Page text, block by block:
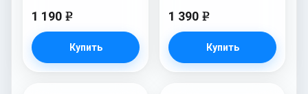
1 190 e
Купить
1 390 e
Купить